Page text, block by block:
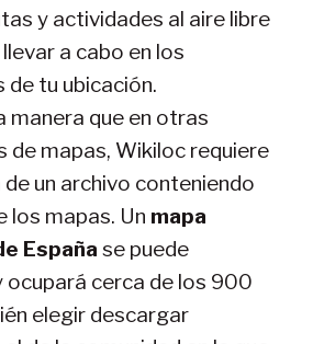
y actividades al aire libre
a cabo en los
de tu ubicación.
manera que en otras
de mapas, Wikiloc requiere
un archivo conteniendo
los mapas. Un mapa
España se puede
ocupará cerca de los 900
elegir descargar